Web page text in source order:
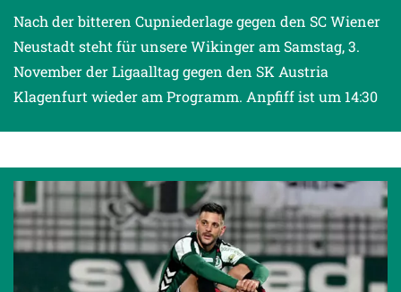
Nach der bitteren Cupniederlage gegen den SC Wiener
Neustadt steht für unsere Wikinger am Samstag, 3.
November der Ligaalltag gegen den SK Austria
Klagenfurt wieder am Programm. Anpfiff ist um 14:30